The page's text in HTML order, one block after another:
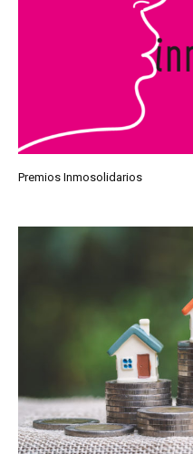
Premios Inmosolidarios